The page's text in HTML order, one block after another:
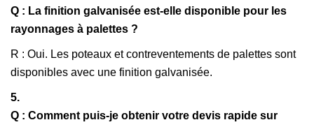
Q : La finition galvanisée est-elle disponible pour les
rayonnages à palettes ?
R : Oui. Les poteaux et contreventements de palettes sont
disponibles avec une finition galvanisée.
5.
Q : Comment puis-je obtenir votre devis rapide sur